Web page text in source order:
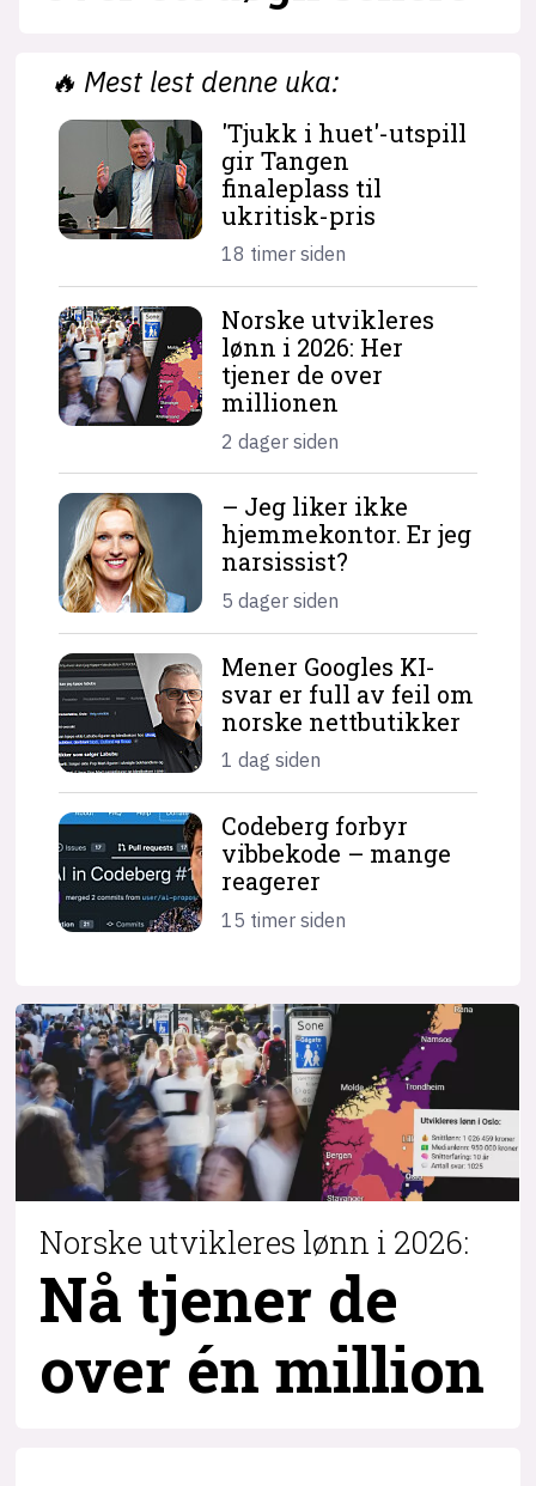
🔥 Mest lest denne uka:
'Tjukk i huet'-utspill
gir Tangen
finaleplass til
ukritisk-pris
18 timer siden
Norske utvikleres
lønn i 2026: Her
tjener de over
millionen
2 dager siden
– Jeg liker ikke
hjemme­kontor. Er jeg
narsissist?
5 dager siden
Mener Googles KI-
svar er full av feil om
norske nettbutikker
1 dag siden
Codeberg forbyr
vibbekode – mange
reagerer
15 timer siden
Norske utvikleres lønn i 2026:
Nå tjener de
over én million